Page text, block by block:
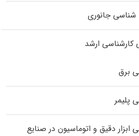
جانوری
کارشناسی ارشد
برق
پلیمر
دقیق و اتوماسیون در صنایع